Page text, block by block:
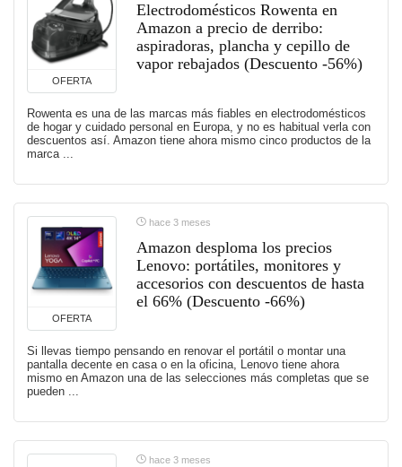
OFERTA
Electrodomésticos Rowenta en
Amazon a precio de derribo:
aspiradoras, plancha y cepillo de
vapor rebajados (Descuento -56%)
Rowenta es una de las marcas más fiables en electrodomésticos
de hogar y cuidado personal en Europa, y no es habitual verla con
descuentos así. Amazon tiene ahora mismo cinco productos de la
marca ...
OFERTA
hace 3 meses
Amazon desploma los precios
Lenovo: portátiles, monitores y
accesorios con descuentos de hasta
el 66% (Descuento -66%)
Si llevas tiempo pensando en renovar el portátil o montar una
pantalla decente en casa o en la oficina, Lenovo tiene ahora
mismo en Amazon una de las selecciones más completas que se
pueden ...
hace 3 meses